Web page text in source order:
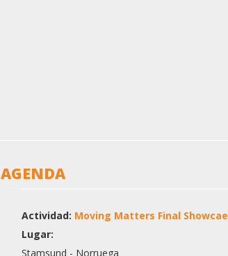
AGENDA
Actividad: Moving Matters Final Showcae
Lugar:
Stamsund - Norruega